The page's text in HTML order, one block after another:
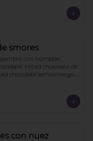
smores
con bombón,
Mitad chocolate de
chocolate semiamargo.
con nuez